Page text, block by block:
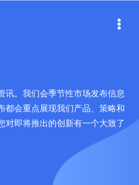
讯。我们会季节性市场发布信息
都会重点展现我们产品、策略和
对即将推出的创新有一个大致了